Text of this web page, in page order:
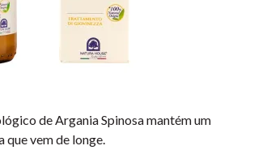
de Argania Spinosa mantém um
que vem de longe.